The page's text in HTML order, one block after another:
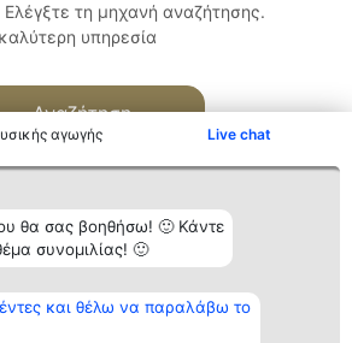
αγωγής Live chat
θα σας βοηθήσω! 🙂 Κάντε
συνομιλίας! 🙂
και θέλω να παραλάβω το
τη μηχανή αναζήτησης.
υπηρεσία
Αναζήτηση
Κατάταξη
Διακριθέντες
Επικοινωνία
Επικοινωνία